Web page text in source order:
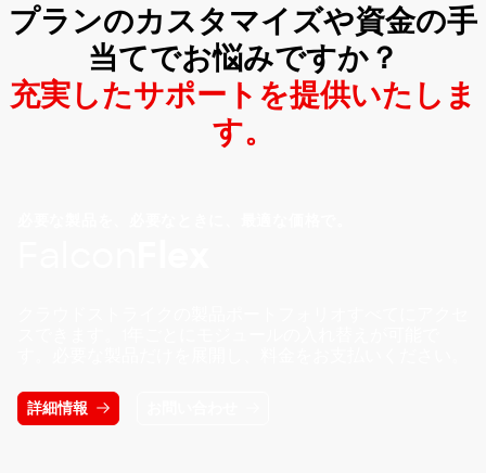
プランのカスタマイズや資金の手
当てでお悩みですか？
充実したサポートを提供いたしま
す。
詳細情報